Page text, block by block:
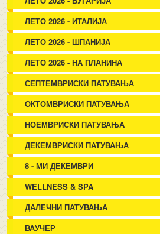
ЛЕТО 2026 - ИТАЛИЈА
ЛЕТО 2026 - ШПАНИЈА
ЛЕТО 2026 - НА ПЛАНИНА
СЕПТЕМВРИСКИ ПАТУВАЊА
ОКТОМВРИСКИ ПАТУВАЊА
НОЕМВРИСКИ ПАТУВАЊА
ДЕКЕМВРИСКИ ПАТУВАЊА
8 - МИ ДЕКЕМВРИ
WELLNESS & SPA
ДАЛЕЧНИ ПАТУВАЊА
ВАУЧЕР